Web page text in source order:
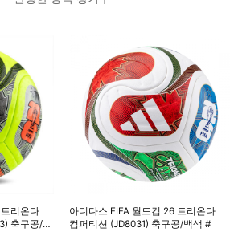
리온다
축구공/
아디다스 FIFA 월드컵 26 트리온다
컴퍼티션 (JD8031) 축구공/백색 #